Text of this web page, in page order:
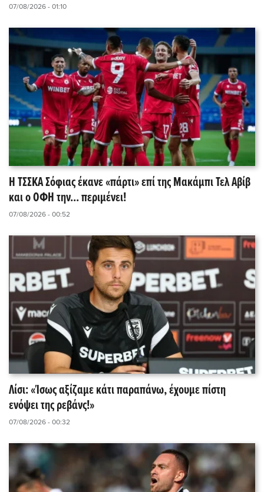
07/08/2026 - 01:10
Η ΤΣΣΚΑ Σόφιας έκανε «πάρτι» επί της Μακάμπι Τελ Αβίβ
και ο ΟΦΗ την... περιμένει!
07/08/2026 - 00:52
Λίσι: «Ίσως αξίζαμε κάτι παραπάνω, έχουμε πίστη
ενόψει της ρεβάνς!»
07/08/2026 - 00:32